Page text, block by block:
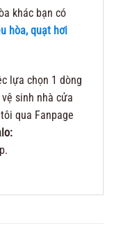
khác bạn có
hòa, quạt hơi
lựa chọn 1 dòng
sinh nhà cửa
qua Fanpage